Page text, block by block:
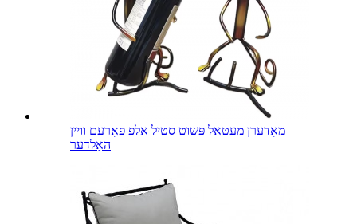
מאָדערן מעטאַל פּשוט סטיל אַלפ פאָרעם ווייַן
האָלדער